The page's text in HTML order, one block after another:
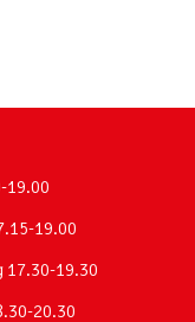
19.00
19.00
17.30-19.30
20.30